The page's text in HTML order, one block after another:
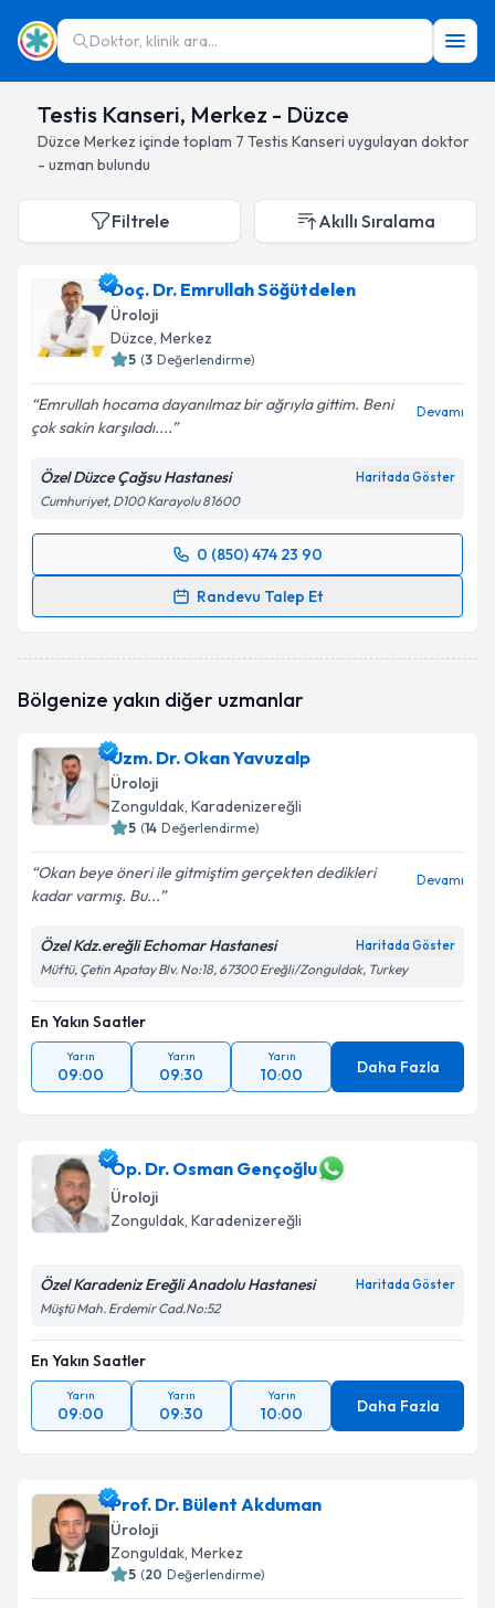
Doktor, klinik ara...
Testis Kanseri, Merkez - Düzce
Düzce Merkez içinde toplam 7 Testis Kanseri uygulayan doktor
- uzman bulundu
Filtrele Akıllı Sıralama
Doç. Dr. Emrullah Söğütdelen
Üroloji
Düzce, Merkez
5 (3 Değerlendirme)
Emrullah hocama dayanılmaz bir ağrıyla gittim. Beni
çok sakin karşıladı....
Devamı
Özel Düzce Çağsu Hastanesi Haritada Göster
Cumhuriyet, D100 Karayolu 81600
0 (850) 474 23 90
Randevu Talep Et
Randevu Takvimi Talebi
talebi oluşturun. Size bu uzmandan randevu almanız
bilgilendireceğiz.
E-posta Adresiniz
Kişisel verilerimin işlenmesine ilişkinAydınlatma
Metni'ni okudum ve kişisel verilerimin belirtilen
kapsamda işlenmesini kabul ediyorum.
Takvim Talebini Gönder
Bölgenize yakın diğer uzmanlar
Uzm. Dr. Okan Yavuzalp
Üroloji
Zonguldak, Karadenizereğli
5 (14 Değerlendirme)
Okan beye öneri ile gitmiştim gerçekten dedikleri
kadar varmış. Bu...
Devamı
Özel Kdz.ereğli Echomar Hastanesi Haritada Göster
Müftü, Çetin Apatay Blv. No:18, 67300 Ereğli/Zonguldak, Turkey
En Yakın Saatler
Yarın
09:00
Yarın
09:30
Yarın
10:00 Daha Fazla
Op. Dr. Osman Gençoğlu
Üroloji
Zonguldak, Karadenizereğli
Özel Karadeniz Ereğli Anadolu Hastanesi Haritada Göster
Müştü Mah. Erdemir Cad.No:52
En Yakın Saatler
Yarın
09:00
Yarın
09:30
Yarın
10:00 Daha Fazla
Prof. Dr. Bülent Akduman
Üroloji
Zonguldak, Merkez
5 (20 Değerlendirme)